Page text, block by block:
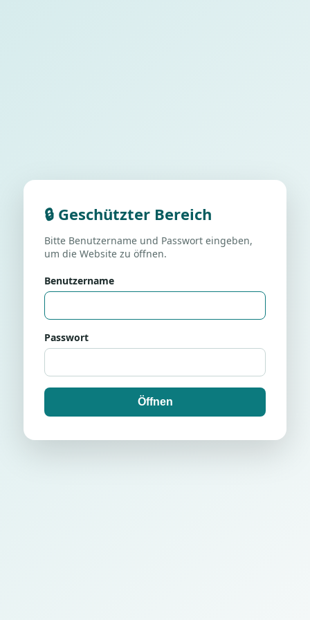
🔒 Geschützter Bereich
Bitte Benutzername und Passwort eingeben,
um die Website zu öffnen.
Benutzername
Passwort
Öffnen